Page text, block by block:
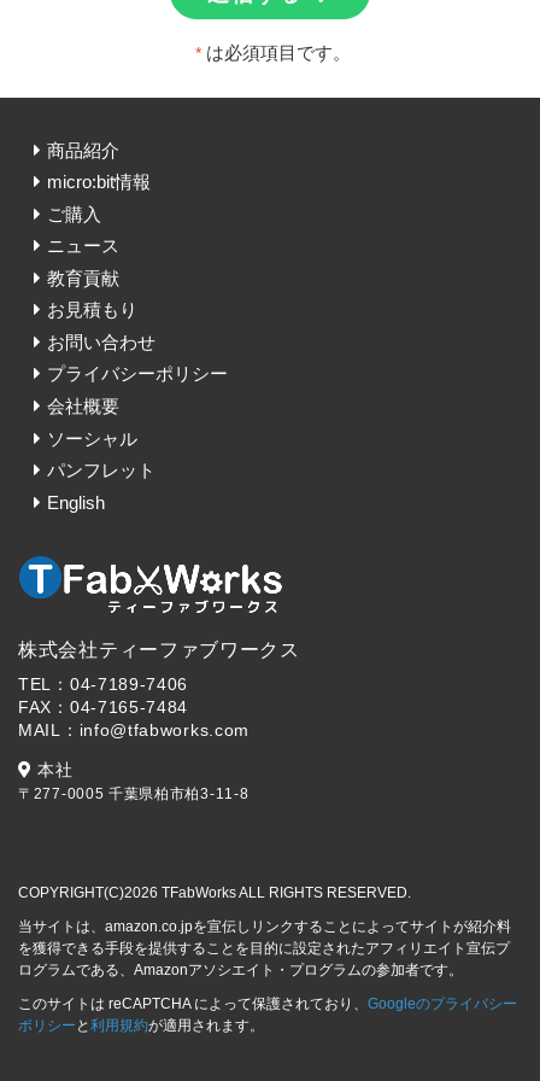
* は必須項目です。
商品紹介
micro:bit情報
ご購入
ニュース
教育貢献
お見積もり
お問い合わせ
プライバシーポリシー
会社概要
ソーシャル
パンフレット
English
株式会社ティーファブワークス
TEL：04-7189-7406
FAX：04-7165-7484
MAIL：info@tfabworks.com
本社
〒277-0005 千葉県柏市柏3-11-8
COPYRIGHT(C)2026 TFabWorks ALL RIGHTS RESERVED.
当サイトは、amazon.co.jpを宣伝しリンクすることによってサイトが紹介料
を獲得できる手段を提供することを目的に設定されたアフィリエイト宣伝プ
ログラムである、Amazonアソシエイト・プログラムの参加者です。
このサイトは reCAPTCHA によって保護されており、 Googleのプライバシー
ポリシー と 利用規約が適用されます。